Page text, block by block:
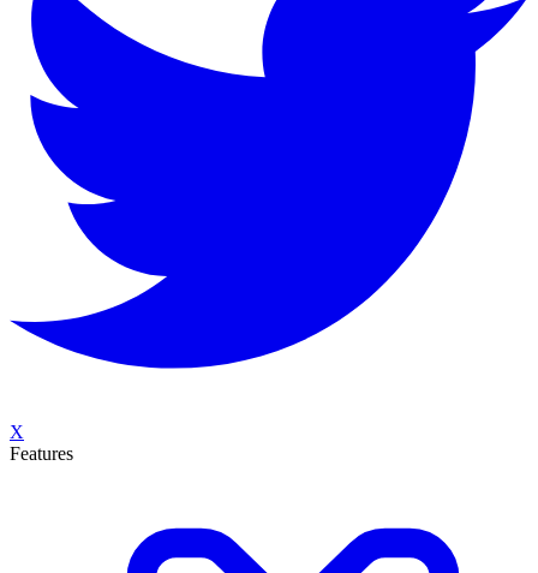
X
Features